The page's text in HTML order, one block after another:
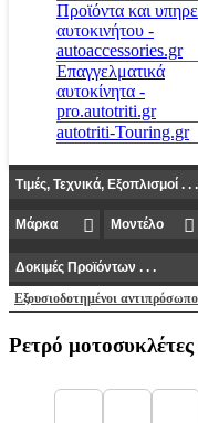
Προϊόντα και
αυτοκινήτου -
autoaccessories.gr
Επαγγελματικά
αυτοκίνητα -
pro.autotriti.gr
autotriti-Touring.gr
Εξουσιοδοτημένοι
Ρετρό